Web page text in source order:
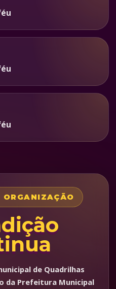
ORGANIZAÇÃO
de Quadrilhas
da Prefeitura Municipal